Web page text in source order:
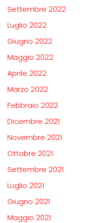
Settembre 2022
Luglio 2022
Giugno 2022
Maggio 2022
Aprile 2022
Marzo 2022
Febbraio 2022
Dicembre 2021
Novembre 2021
Ottobre 2021
Settembre 2021
Luglio 2021
Giugno 2021
Maggio 2021